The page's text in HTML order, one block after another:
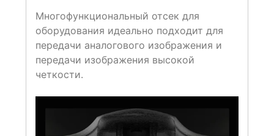
Многофункциональный отсек для
оборудования идеально подходит для
передачи аналогового изображения и
передачи изображения высокой
четкости.